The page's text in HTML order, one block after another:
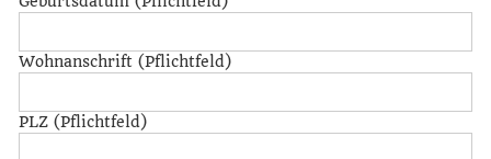
Wohnanschrift (Pflichtfeld)
PLZ (Pflichtfeld)